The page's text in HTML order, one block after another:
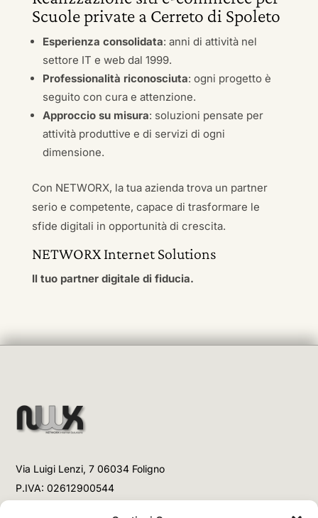
Scuole private a Cerreto di Spoleto
Esperienza consolidata: anni di attività nel
settore IT e web dal 1999.
Professionalità riconosciuta: ogni progetto è
seguito con cura e attenzione.
Approccio su misura: soluzioni pensate per
attività produttive e di servizi di ogni
dimensione.
Con NETWORX, la tua azienda trova un partner
serio e competente, capace di trasformare le
sfide digitali in opportunità di crescita.
NETWORX Internet Solutions
Il tuo partner digitale di fiducia.
Via Luigi Lenzi, 7 06034 Foligno
P.IVA: 02612900544